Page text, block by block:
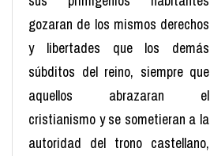
gozaran de los mismos derechos
y libertades que los demás
súbditos del reino, siempre que
aquellos abrazaran el
cristianismo y se sometieran a la
autoridad del trono castellano,